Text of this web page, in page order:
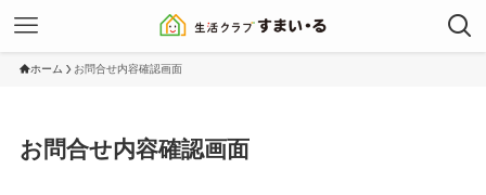
ホーム お問合せ内容確認画面
お問合せ内容確認画面